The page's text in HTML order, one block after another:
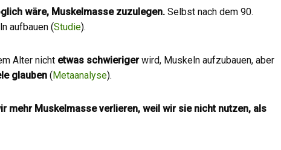
wäre, Muskelmasse zuzulegen. Selbst nach dem 90.
aufbauen (Studie).
Alter nicht etwas schwierigerwird, Muskeln aufzubauen, aber
glauben (Metaanalyse).
mehr Muskelmasse verlieren, weil wir sie nicht nutzen, als